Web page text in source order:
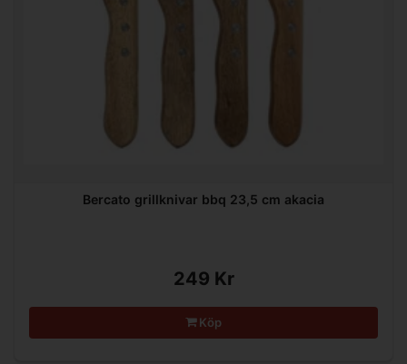
Bercato grillknivar bbq 23,5 cm akacia
249 Kr
Köp